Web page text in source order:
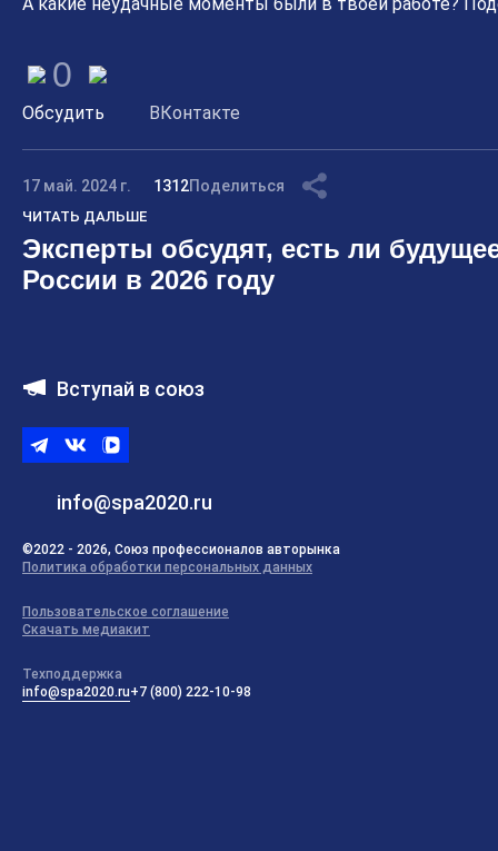
А какие неудачные моменты были в твоей работе?
0
Обсудить ВКонтакте
17 май. 2024 г. 1312Поделиться
ЧИТАТЬ ДАЛЬШЕ
Эксперты обсудят, есть ли
России в 2026 году
Вступай в союз
info@spa2020.ru
TelegramВКонтакте
ВК
©2022 - 2026, Союз профессионалов авторынка
Политика обработки персональных данных
Пользовательское соглашение
Скачать медиакит
Техподдержка
info@spa2020.ru+7 (800) 222-10-98